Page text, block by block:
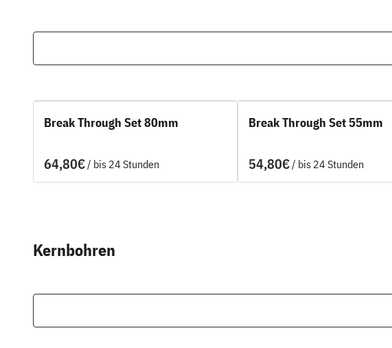
Break Through Set 80mm
/
Break Through Set 55mm
/
Kernbohren